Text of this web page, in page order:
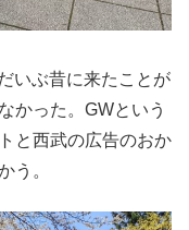
いぶ昔に来たことが
かった。GWという
と西武の広告のおか
う。